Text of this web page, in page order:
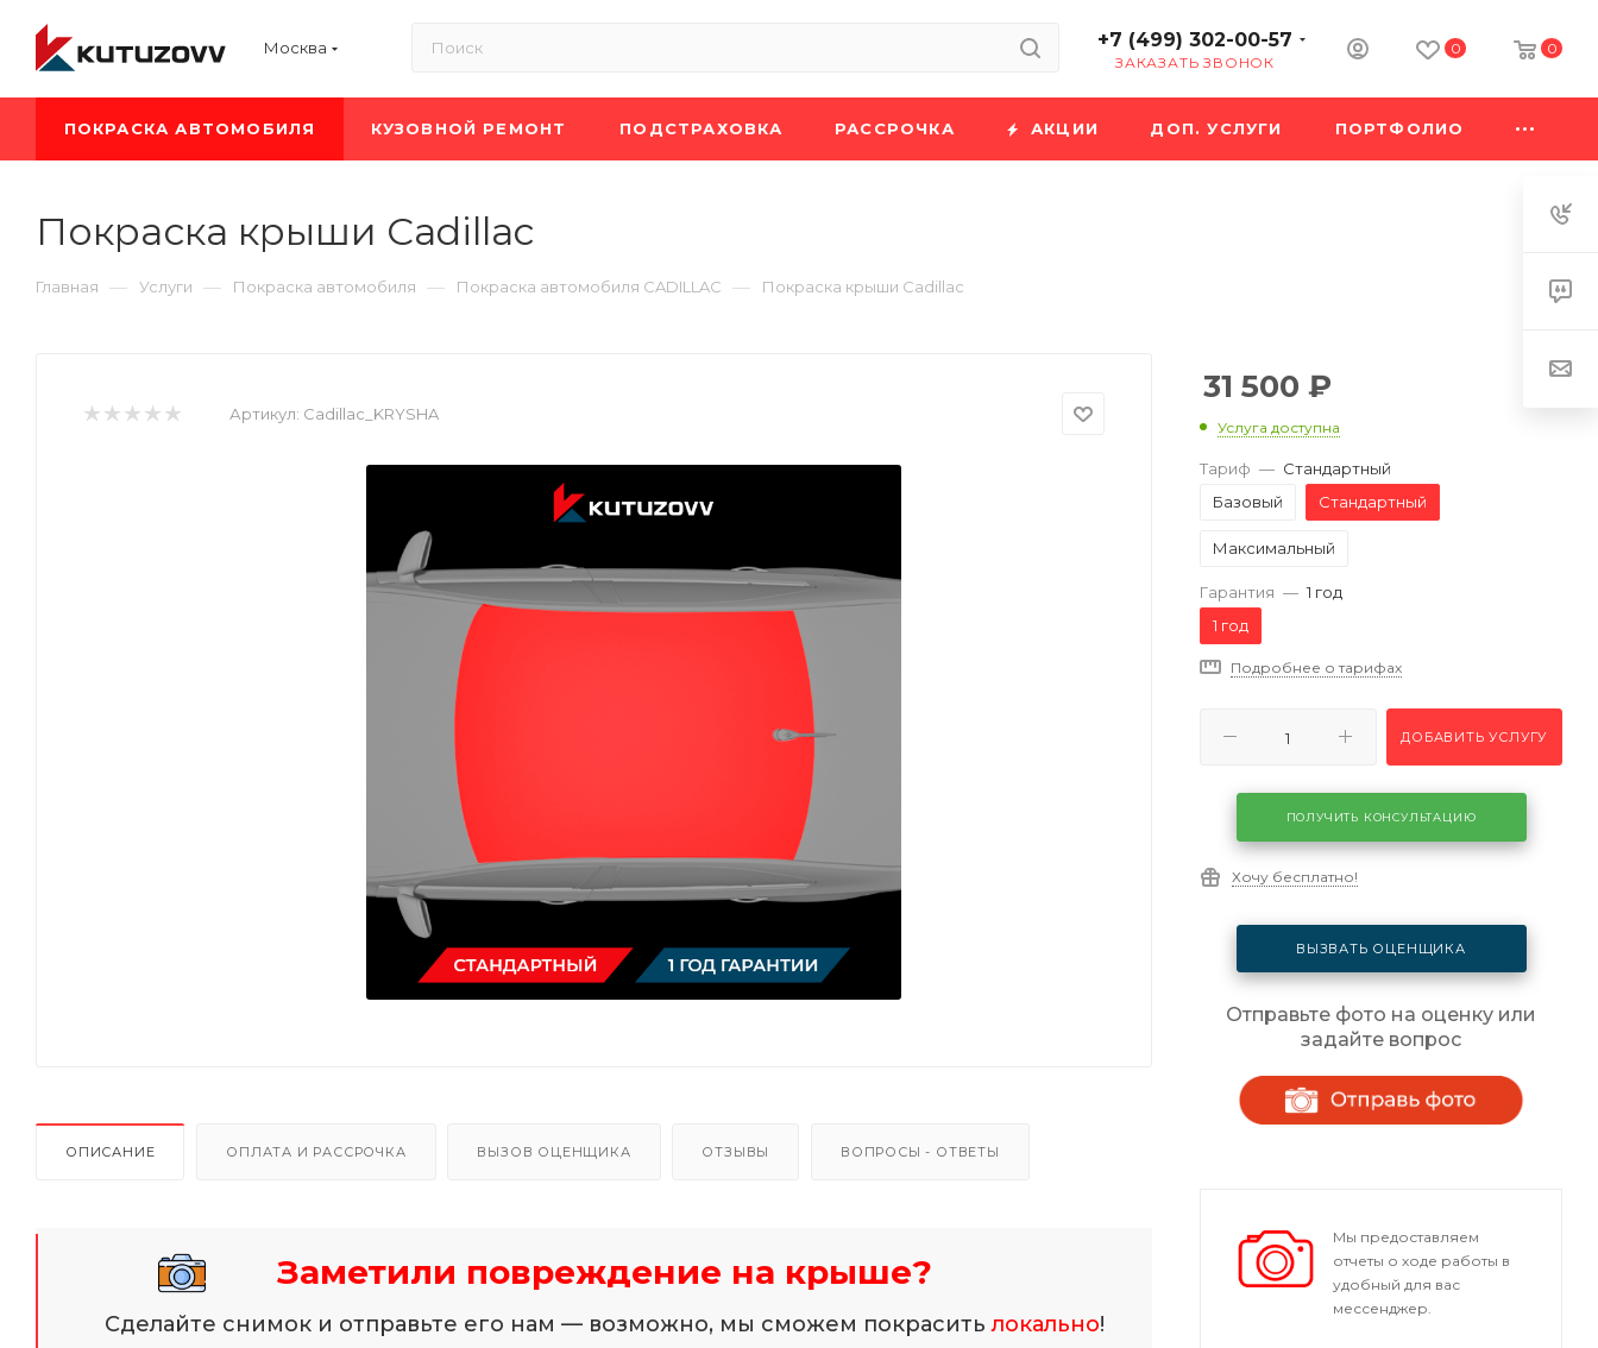
Москва +7 (499) 302-00-57
ЗАКАЗАТЬ ЗВОНОК
0 0
ПОКРАСКА АВТОМОБИЛЯ КУЗОВНОЙ РЕМОНТ ПОДСТРАХОВКА РАССРОЧКА АКЦИИ ДОП. УСЛУГИ ПОРТФОЛИО
Покраска крыши Cadillac
Главная — Услуги — Покраска автомобиля — Покраска автомобиля CADILLAC — Покраска крыши Cadillac
Артикул: Cadillac_KRYSHA
ОПИСАНИЕ ОПЛАТА И РАССРОЧКА ВЫЗОВ ОЦЕНЩИКА ОТЗЫВЫ ВОПРОСЫ - ОТВЕТЫ
Заметили повреждение на крыше?
Сделайте снимок и отправьте его нам — возможно, мы сможем покраситьлокально!
31 500 ₽
Услуга доступна
Тариф — Стандартный
Базовый
Стандартный
Максимальный
Гарантия — 1 год
1 год
Подробнее о тарифах
ДОБАВИТЬ УСЛУГУ
ПОЛУЧИТЬ КОНСУЛЬТАЦИЮ
Хочу бесплатно!
ВЫЗВАТЬ ОЦЕНЩИКА
Отправьте фото на оценку или
задайте вопрос
Мы предоставляем
отчеты о ходе работы в
удобный для вас
мессенджер.